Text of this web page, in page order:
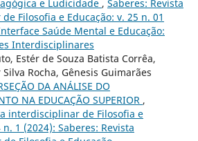
e Ludicidade , Saberes: Revista
Filosofia e Educação: v. 25 n. 01
Saúde Mental e Educação:
Interdisciplinares
Estér de Souza Batista Corrêa,
Rocha, Gênesis Guimarães
DA ANÁLISE DO
NA EDUCAÇÃO SUPERIOR ,
interdisciplinar de Filosofia e
n. 1 (2024): Saberes: Revista